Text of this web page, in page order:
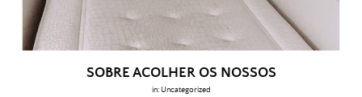
SOBRE ACOLHER OS NOSSOS
in: Uncategorized